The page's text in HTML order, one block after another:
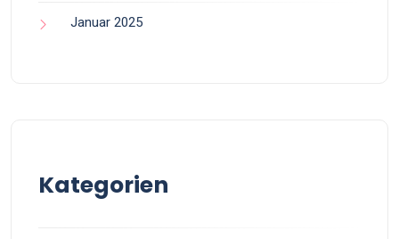
Januar 2025
Kategorien